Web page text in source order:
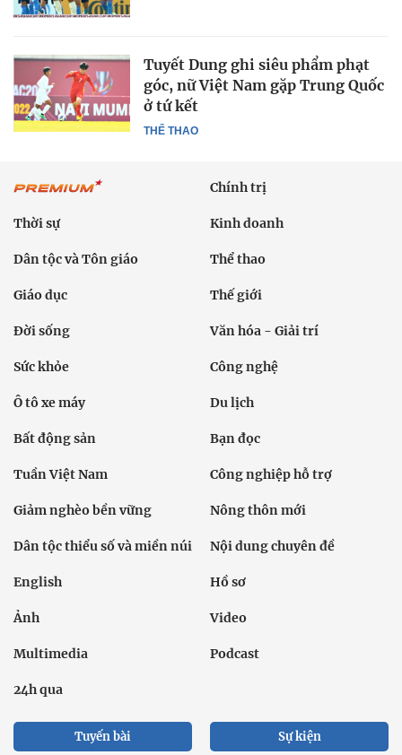
THỂ THAO
Tuyết Dung ghi siêu phẩm phạt
góc, nữ Việt Nam gặp Trung Quốc
ở tứ kết
Chính trị
Thời sự Kinh doanh
Dân tộc và Tôn giáo Thể thao
Giáo dục Thế giới
Đời sống Văn hóa - Giải trí
Sức khỏe Công nghệ
Ô tô xe máy Du lịch
Bất động sản Bạn đọc
Tuần Việt Nam Công nghiệp hỗ trợ
Giảm nghèo bền vững Nông thôn mới
Dân tộc thiểu số và miền núi Nội dung chuyên đề
English Hồ sơ
Ảnh Video
Multimedia Podcast
24h qua
Tuyến bài Sự kiện